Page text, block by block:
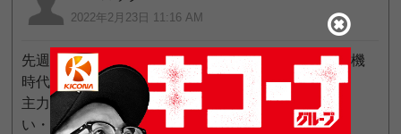
2022年2月23日 11:16 AM
先週末に大夫久しぶりに行ってみたが、流石に６号機
時代・・・
主力のＡタイプも出玉感どころか持ち玉感すら無
い・・・